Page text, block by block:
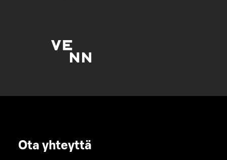
Ota yhteyttä